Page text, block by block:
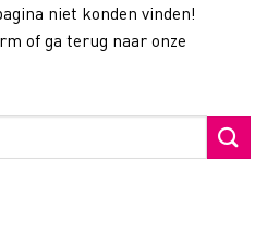
niet konden vinden!
of ga terug naar onze